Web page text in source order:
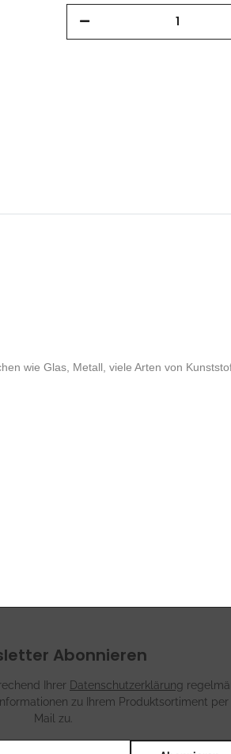
wie Glas, Metall, viele Arten von
Abonnieren
Ihrer Datenschutzerklärung
zu Ihrem Produktsortiment per
Mail zu.